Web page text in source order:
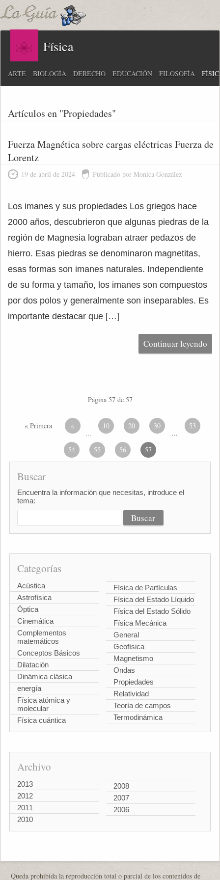
Física
ARTE BIOLOGÍA DERECHO EDUCACIÓN FILOSOFÍA
Artículos en "Propiedades"
Fuerza Magnética sobre cargas eléctricas Fuerza de
Lorentz
19 de abril de 2024 Publicado por Monica González
Los imanes y sus propiedades Los griegos hace
2000 años, descubrieron que algunas piedras de la
región de Magnesia lograban atraer pedazos de
hierro. Esas piedras se denominaron magnetitas,
esas formas son imanes naturales. Independiente
de su forma y tamaño, los imanes son compuestos
por dos polos y generalmente son inseparables. Es
importante destacar que […]
Continuar leyendo
Página 57 de 57
« Primera «
...
10 20 30
...
53
54 55 56 57
Buscar
Encuentra la información que necesitas, introduce el
tema:
Categorías
Acústica
Astrofísica
Óptica
Cinemática
Complementos
matemáticos
Conceptos Básicos
Dilatación
Dinámica clásica
energía
Física atómica y
molecular
Física cuántica
Física de Partículas
Física del Estado Líquido
Física del Estado Sólido
Física Mecánica
General
Geofísica
Magnetismo
Ondas
Propiedades
Relatividad
Teoría de campos
Termodinámica
Archivo
2013
2012
2011
2010
2008
2007
2006
Queda prohibida la reproducción total o parcial de los contenidos de